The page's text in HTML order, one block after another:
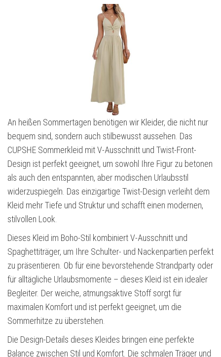
An heißen Sommertagen benötigen wir Kleider, die nicht nur
bequem sind, sondern auch stilbewusst aussehen. Das
CUPSHE Sommerkleid mit V-Ausschnitt und Twist-Front-
Design ist perfekt geeignet, um sowohl Ihre Figur zu betonen
als auch den entspannten, aber modischen Urlaubsstil
widerzuspiegeln. Das einzigartige Twist-Design verleiht dem
Kleid mehr Tiefe und Struktur und schafft einen modernen,
stilvollen Look.
Dieses Kleid im Boho-Stil kombiniert V-Ausschnitt und
Spaghettiträger, um Ihre Schulter- und Nackenpartien perfekt
zu präsentieren. Ob für eine bevorstehende Strandparty oder
für alltägliche Urlaubsmomente – dieses Kleid ist ein idealer
Begleiter. Der weiche, atmungsaktive Stoff sorgt für
maximalen Komfort und ist perfekt geeignet, um die
Sommerhitze zu überstehen.
Die Design-Details dieses Kleides bringen eine perfekte
Balance zwischen Stil und Komfort. Die schmalen Träger und